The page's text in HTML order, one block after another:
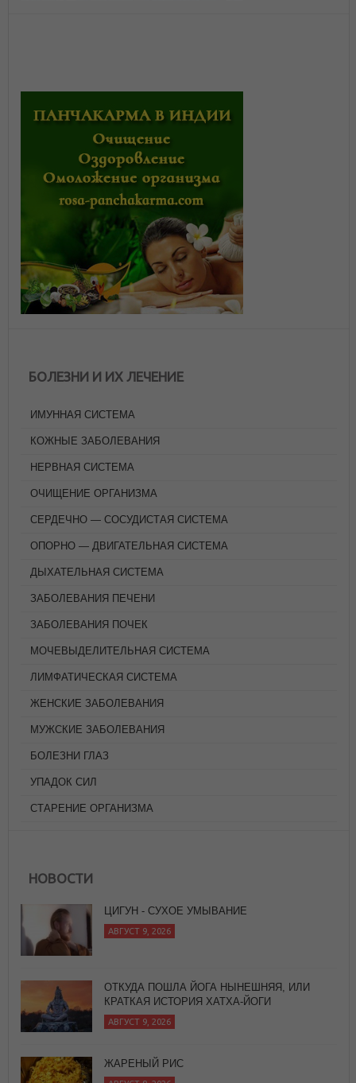
БОЛЕЗНИ И ИХ ЛЕЧЕНИЕ
ИМУННАЯ СИСТЕМА
КОЖНЫЕ ЗАБОЛЕВАНИЯ
НЕРВНАЯ СИСТЕМА
ОЧИЩЕНИЕ ОРГАНИЗМА
СЕРДЕЧНО — СОСУДИСТАЯ СИСТЕМА
ОПОРНО — ДВИГАТЕЛЬНАЯ СИСТЕМА
ДЫХАТЕЛЬНАЯ СИСТЕМА
ЗАБОЛЕВАНИЯ ПЕЧЕНИ
ЗАБОЛЕВАНИЯ ПОЧЕК
МОЧЕВЫДЕЛИТЕЛЬНАЯ СИСТЕМА
ЛИМФАТИЧЕСКАЯ СИСТЕМА
ЖЕНСКИЕ ЗАБОЛЕВАНИЯ
МУЖСКИЕ ЗАБОЛЕВАНИЯ
БОЛЕЗНИ ГЛАЗ
УПАДОК СИЛ
СТАРЕНИЕ ОРГАНИЗМА
НОВОСТИ
ЦИГУН - СУХОЕ УМЫВАНИЕ
АВГУСТ 9, 2026
ОТКУДА ПОШЛА ЙОГА НЫНЕШНЯЯ, ИЛИ
КРАТКАЯ ИСТОРИЯ ХАТХА-ЙОГИ
АВГУСТ 9, 2026
ЖАРЕНЫЙ РИС
АВГУСТ 8, 2026